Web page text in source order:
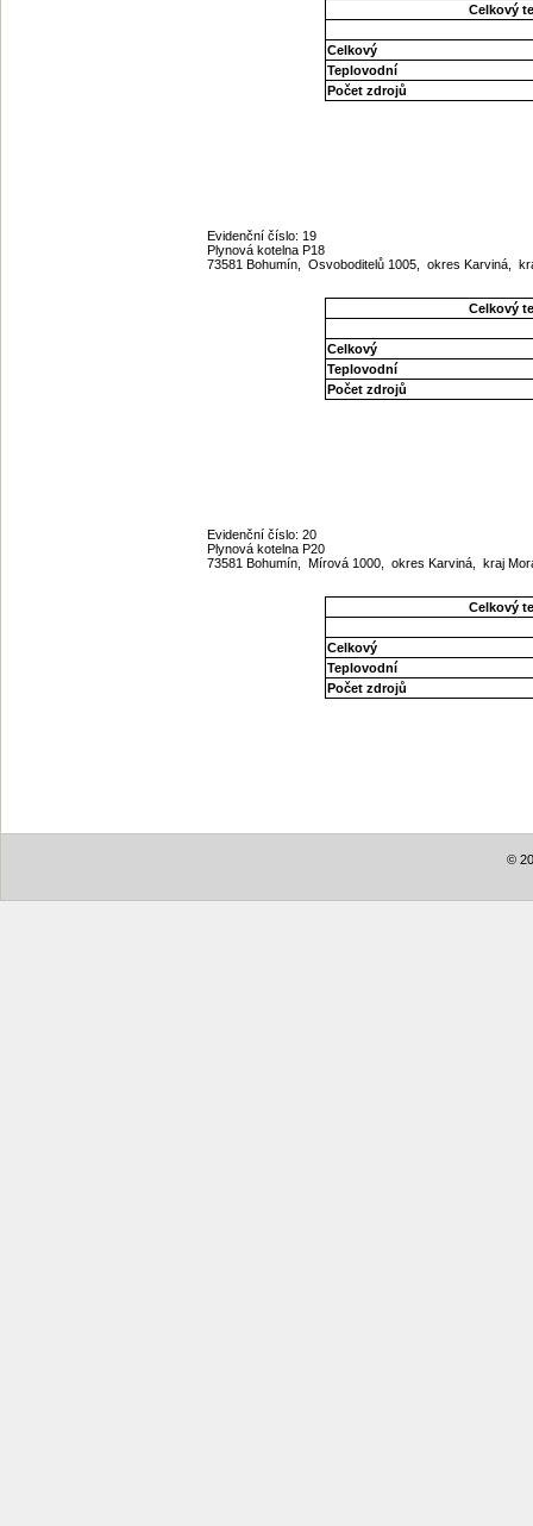
Celkový
Celkový
Teplovodní
Počet zdrojů
Evidenční číslo: 19
Plynová kotelna P18
73581 Bohumín, Osvoboditelů 1005, okres Karviná,
Celkový
Celkový
Teplovodní
Počet zdrojů
Evidenční číslo: 20
Plynová kotelna P20
73581 Bohumín, Mírová 1000, okres Karviná, kraj
Celkový
Celkový
Teplovodní
Počet zdrojů
©